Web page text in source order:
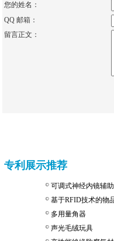
您的姓名：
QQ 邮箱：
留言正文：
专利展示推荐
可调式神经内镜辅
基于RFID技术的物
多用量角器
声光毛绒玩具